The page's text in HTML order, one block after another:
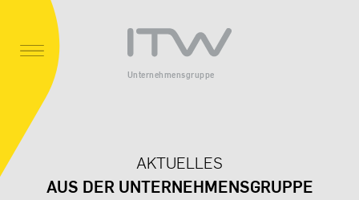
Unternehmensgruppe
AKTUELLES
AUS DER UNTERNEHMENSGRUPPE